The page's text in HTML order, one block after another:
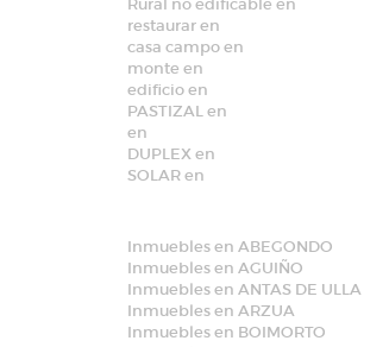
Rural no edificable en
restaurar en
casa campo en
monte en
edificio en
PASTIZAL en
en
DUPLEX en
SOLAR en
Inmuebles en ABEGONDO
Inmuebles en AGUIÑO
Inmuebles en ANTAS DE ULLA
Inmuebles en ARZUA
Inmuebles en BOIMORTO